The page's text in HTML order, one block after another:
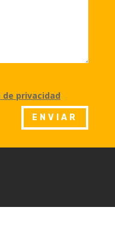
privacidad
ENVIAR